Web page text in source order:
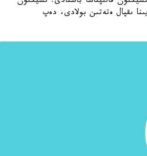
ىقپال ەتەتىن بولادى، دەپ